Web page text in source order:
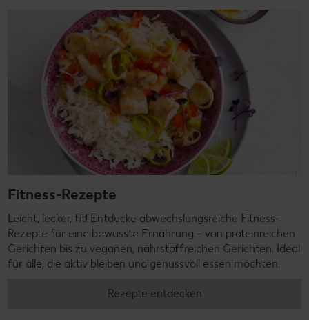
Fitness-Rezepte
Leicht, lecker, fit! Entdecke abwechslungsreiche Fitness-
Rezepte für eine bewusste Ernährung – von proteinreichen
Gerichten bis zu veganen, nährstoffreichen Gerichten. Ideal
für alle, die aktiv bleiben und genussvoll essen möchten.
Rezepte entdecken